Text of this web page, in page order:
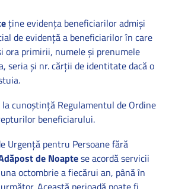
ține evidența beneficiarilor admiși
de evidență a beneficiarilor în care
ora primirii, numele și prenumele
seria și nr. cărții de identitate dacă o
cunoștință Regulamentul de Ordine
beneficiarului.
Urgență pentru Persoane fără
de Noaptese acordă servicii
octombrie a fiecărui an, până în